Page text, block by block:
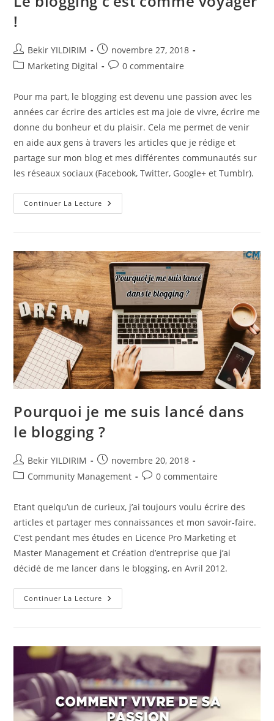
!
Auteur/autrice
de
Bekir YILDIRIM
Publication
publiée :
novembre 27, 2018
PostMarketing Digital
Commentaires
publication :
0 commentaire
Pour ma part, le blogging est devenu une passion avec les
années car écrire des articles est ma joie de vivre, écrire me
donne du bonheur et du plaisir. Cela me permet de venir
en aide aux gens à travers les articles que je rédige et
partage sur mon blog et mes différentes communautés sur
les réseaux sociaux (Facebook, Twitter, Google+ et Tumblr).
Continuer La Lecture Le
Blogging
Pourquoi je me suis lancé dans
le blogging ?
Auteur/autrice
de
Bekir YILDIRIM
Publication
publiée :
novembre 20, 2018
PostCommunity Management
Commentaires
la
publication :
0 commentaire
Etant quelqu’un de curieux, j’ai toujours voulu écrire des
articles et partager mes connaissances et mon savoir-faire.
C’est pendant mes études en Licence Pro Marketing et
Master Management et Création d’entreprise que j’ai
décidé de me lancer dans le blogging, en Avril 2012.
Continuer La Lecture Pourquoi
Je
Le
Blogging
?